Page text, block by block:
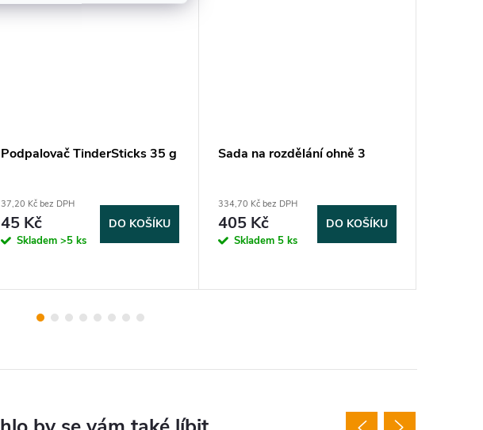
Podpalovač TinderSticks 35 g
37,20 Kč bez DPH
45 Kč
Skladem >5 ks
DO KOŠÍKU
Sada na rozdělání ohně 3
334,70 Kč bez DPH
405 Kč
Skladem 5 ks
DO KOŠÍKU